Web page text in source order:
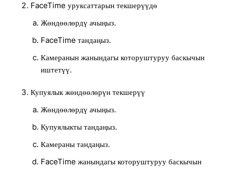
FaceTime уруксаттарын текшерүүдө
Жөндөөлөрдү ачыңыз.
FaceTime тандаңыз.
Камеранын жанындагы которуштуруу баскычын
иштетүү.
Купуялык жөндөөлөрүн текшерүү
Жөндөөлөрдү ачыңыз.
Купуялыкты тандаңыз.
Камераны тандаңыз.
FaceTime жанындагы которуштуруу баскычын